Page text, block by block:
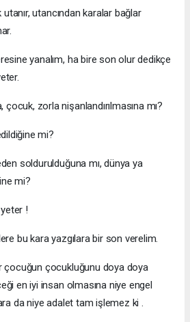
utancından karalar bağlar
yanalım, ha bire son olur dedikçe
zorla nişanlandırılmasına mı?
mi?
soldurulduğuna mı, dünya ya
mi?
!
bu kara yazgılara bir son verelim.
çocuğun çocukluğunu doya doya
en iyi insan olmasına niye engel
da niye adalet tam işlemez ki .